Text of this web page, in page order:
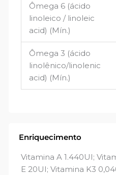
Ômega 6 (ácido
linoleico / linoleic
acid) (Mín.)
Ômega 3 (ácido
linolênico/linolenic
acid) (Mín.)
Enriquecimento
Vitamina A 1.440UI;
E 20UI; Vitamina K3